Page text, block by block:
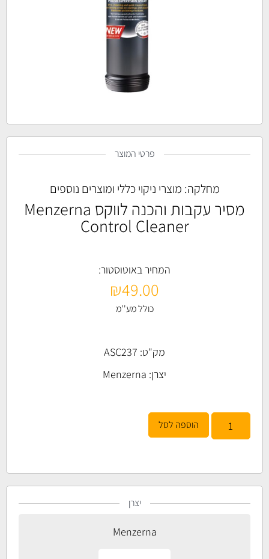
פרטי המוצר
מחלקה: מוצרי ניקוי כללי ומוצרים נוספים
מסיר עקבות והכנה לווקס Menzerna
Control Cleaner
המחיר באוטוסטור:
₪49.00
כולל מע''מ
מק"ט: ASC237
יצרן: Menzerna
הוספה לסל
יצרן
Menzerna